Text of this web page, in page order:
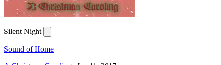
Silent Night
Sound of Home